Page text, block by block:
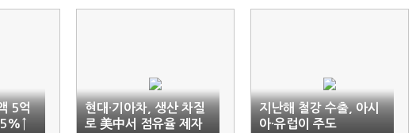
5억
현대·기아차, 생산 차질
로 美中서 점유율 제자
지난해 철강 수출, 아시
아·유럽이 주도